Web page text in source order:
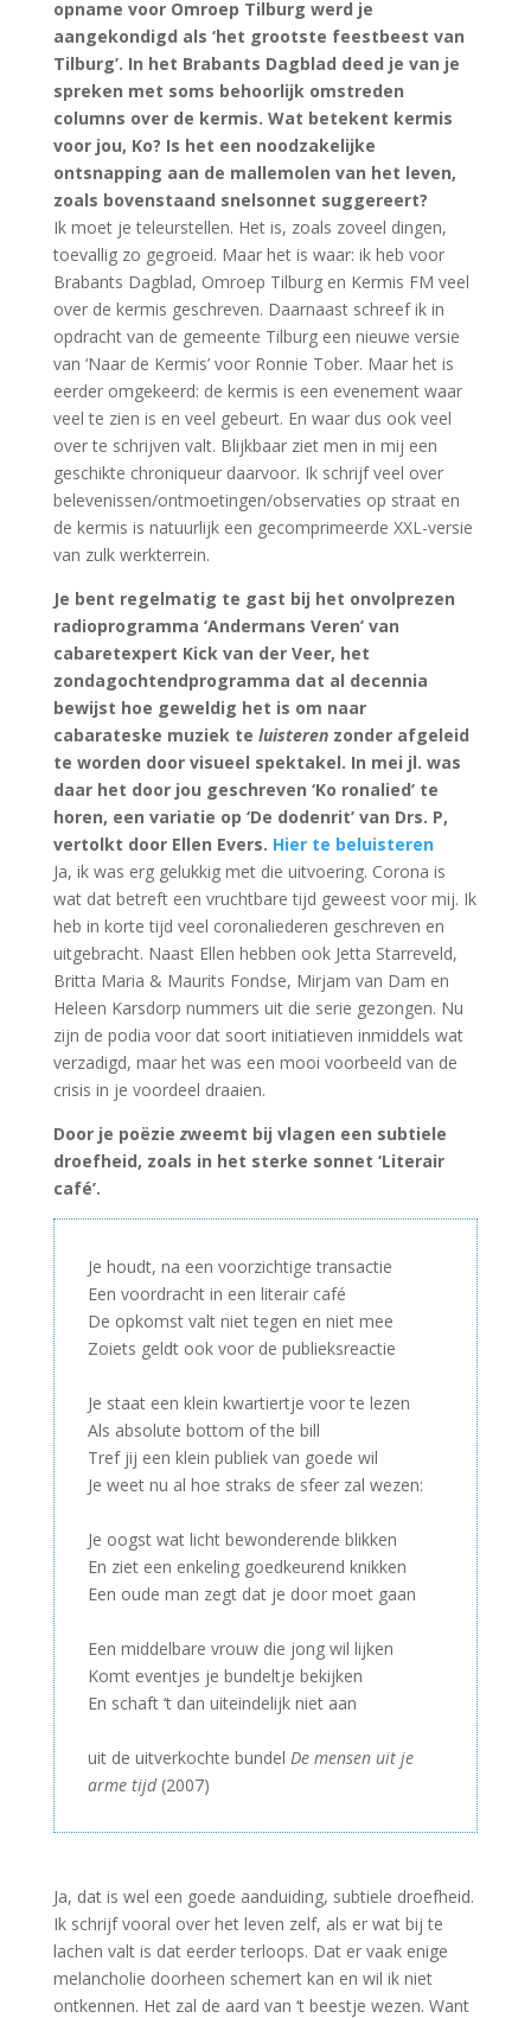
opname voor Omroep Tilburg werd je
aangekondigd als ‘het grootste feestbeest van
Tilburg’. In het Brabants Dagblad deed je van je
spreken met soms behoorlijk omstreden
columns over de kermis. Wat betekent kermis
voor jou, Ko? Is het een noodzakelijke
ontsnapping aan de mallemolen van het leven,
zoals bovenstaand snelsonnet suggereert?
Ik moet je teleurstellen. Het is, zoals zoveel dingen,
toevallig zo gegroeid. Maar het is waar: ik heb voor
Brabants Dagblad, Omroep Tilburg en Kermis FM veel
over de kermis geschreven. Daarnaast schreef ik in
opdracht van de gemeente Tilburg een nieuwe versie
van ‘Naar de Kermis’ voor Ronnie Tober. Maar het is
eerder omgekeerd: de kermis is een evenement waar
veel te zien is en veel gebeurt. En waar dus ook veel
over te schrijven valt. Blijkbaar ziet men in mij een
geschikte chroniqueur daarvoor. Ik schrijf veel over
belevenissen/ontmoetingen/observaties op straat en
de kermis is natuurlijk een gecomprimeerde XXL-versie
van zulk werkterrein.
Je bent regelmatig te gast bij het onvolprezen
radioprogramma ‘Andermans Veren’ van
cabaretexpert Kick van der Veer, het
zondagochtendprogramma dat al decennia
bewijst hoe geweldig het is om naar
cabarateske muziek te luisterenzonder afgeleid
te worden door visueel spektakel. In mei jl. was
daar het door jou geschreven ‘Ko ronalied’ te
horen, een variatie op ‘De dodenrit’ van Drs. P,
vertolkt door Ellen Evers. Hier te beluisteren
Ja, ik was erg gelukkig met die uitvoering. Corona is
wat dat betreft een vruchtbare tijd geweest voor mij. Ik
heb in korte tijd veel coronaliederen geschreven en
uitgebracht. Naast Ellen hebben ook Jetta Starreveld,
Britta Maria & Maurits Fondse, Mirjam van Dam en
Heleen Karsdorp nummers uit die serie gezongen. Nu
zijn de podia voor dat soort initiatieven inmiddels wat
verzadigd, maar het was een mooi voorbeeld van de
crisis in je voordeel draaien.
Door je poëziezweemt bij vlagen een subtiele
droefheid, zoals in het sterke sonnet ‘Literair
café’.
Je houdt, na een voorzichtige transactie
Een voordracht in een literair café
De opkomst valt niet tegen en niet mee
Zoiets geldt ook voor de publieksreactie
Je staat een klein kwartiertje voor te lezen
Als absolute bottom of the bill
Tref jij een klein publiek van goede wil
Je weet nu al hoe straks de sfeer zal wezen:
Je oogst wat licht bewonderende blikken
En ziet een enkeling goedkeurend knikken
Een oude man zegt dat je door moet gaan
Een middelbare vrouw die jong wil lijken
Komt eventjes je bundeltje bekijken
En schaft ‘t dan uiteindelijk niet aan
uit de uitverkochte bundel De mensen uit je
arme tijd (2007)
Ja, dat is wel een goede aanduiding, subtiele droefheid.
Ik schrijf vooral over het leven zelf, als er wat bij te
lachen valt is dat eerder terloops. Dat er vaak enige
melancholie doorheen schemert kan en wil ik niet
ontkennen. Het zal de aard van ‘t beestje wezen. Want